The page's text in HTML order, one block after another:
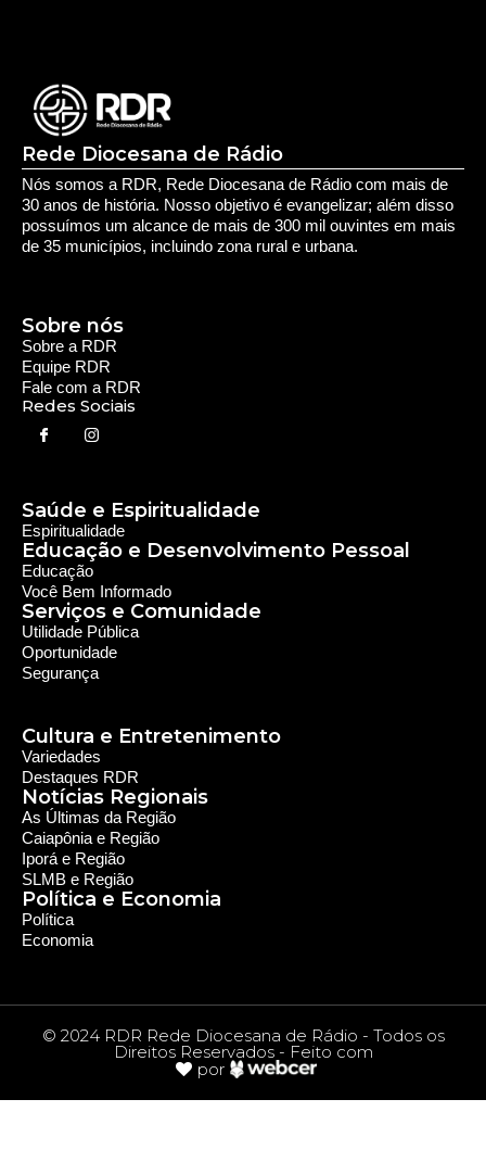
Rede Diocesana de Rádio
Nós somos a RDR, Rede Diocesana de Rádio com mais de
30 anos de história. Nosso objetivo é evangelizar; além disso
possuímos um alcance de mais de 300 mil ouvintes em mais
de 35 municípios, incluindo zona rural e urbana.
Sobre a RDR
Equipe RDR
Fale com a RDR
Redes Sociais
Sobre nós
Saúde e Espiritualidade
Espiritualidade
Educação e Desenvolvimento Pessoal
Educação
Você Bem Informado
Serviços e Comunidade
Utilidade Pública
Oportunidade
Segurança
Cultura e Entretenimento
Política e Economia
Notícias Regionais
Política
Economia
As Últimas da Região
Caiapônia e Região
Iporá e Região
SLMB e Região
Variedades
Destaques RDR
© 2024 RDR Rede Diocesana de Rádio - Todos os
Direitos Reservados - Feito com
por